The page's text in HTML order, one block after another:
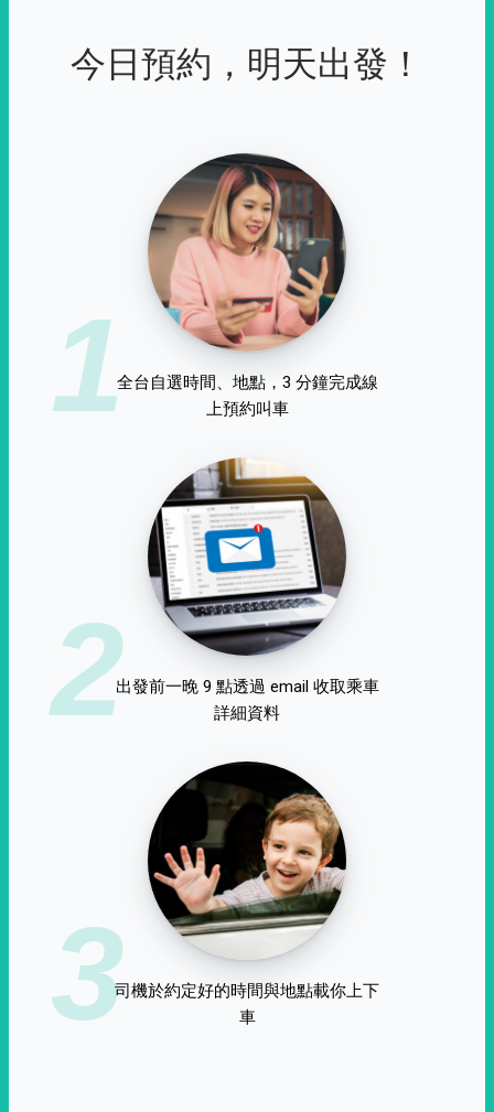
今日預約，明天出發！
1全台自選時間、地點，3 分鐘完成線
上預約叫車
2出發前一晚 9 點透過 email 收取乘車
詳細資料
3司機於約定好的時間與地點載你上下
車